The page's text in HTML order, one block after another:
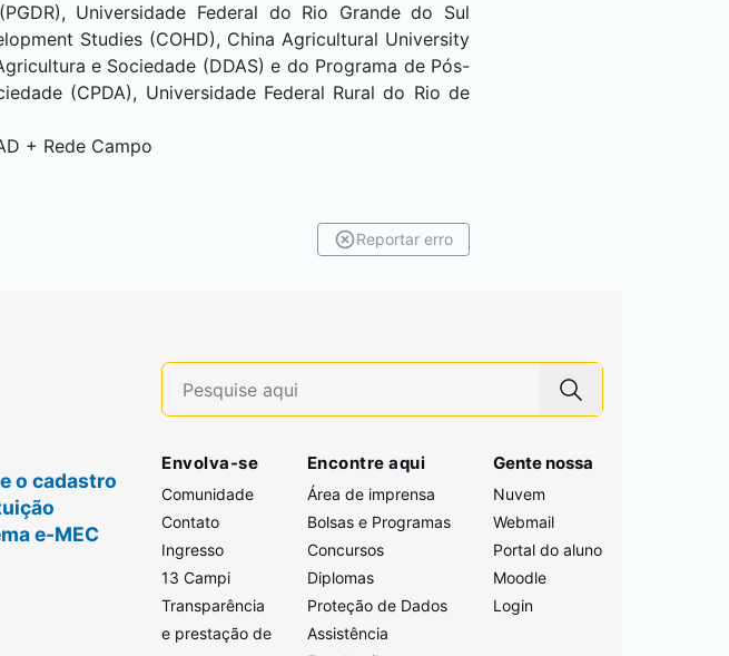
Universidade Federal do Rio Grande do Sul
Studies (COHD), China Agricultural University
e Sociedade (DDAS) e do Programa de Pós-
(CPDA), Universidade Federal Rural do Rio de
Reportar erro
o cadastro
e-MEC
Envolva-se
Comunidade
Contato
Ingresso
13 Campi
Transparência
e prestação de
Encontre aqui
Área de imprensa
Bolsas e Programas
Concursos
Diplomas
Proteção de Dados
Assistência
Gente nossa
Nuvem
Webmail
Portal do aluno
Moodle
Login